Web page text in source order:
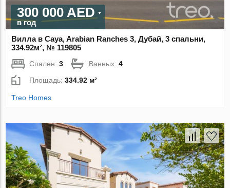
300 000 AED
в год
Вилла в Caya, Arabian Ranches 3, Дубай, 3 спальни,
334.92м², № 119805
Спален:3 Ванных:4
Площадь:334.92 м²
Treo Homes